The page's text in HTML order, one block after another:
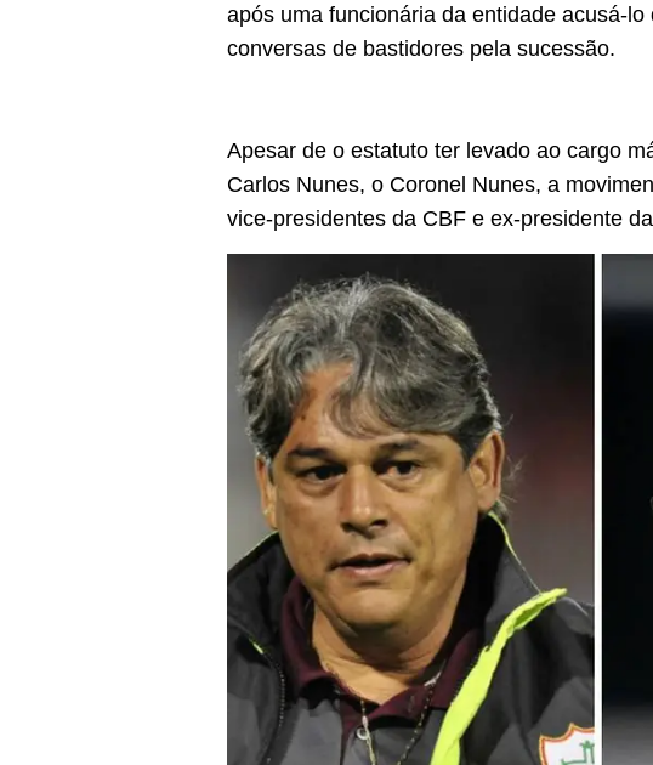
após uma funcionária da entidade acusá-
conversas de bastidores pela sucessão.
Apesar de o estatuto ter levado ao cargo
Carlos Nunes, o Coronel Nunes, a
vice-presidentes da CBF e ex-presidente